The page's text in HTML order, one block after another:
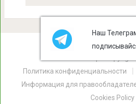
Политика конфиденциальности
Информация для
Cookies Policy
Наш